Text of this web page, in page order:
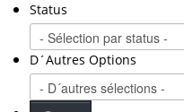
Status
D´Autres Options